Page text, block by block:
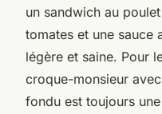
un sandwich au
tomates et une sauce
légère et saine. Pour
croque-monsieur
fondu est toujours